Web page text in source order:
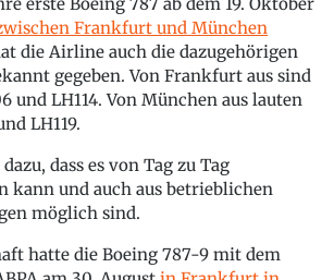
Frankfurt und München
die Airline auch die dazugehörigen
gegeben. Von Frankfurt aus sind
und LH114. Von München aus lauten
LH119.
dass es von Tag zu Tag
kann und auch aus betrieblichen
möglich sind.
hatte die Boeing 787-9 mit dem